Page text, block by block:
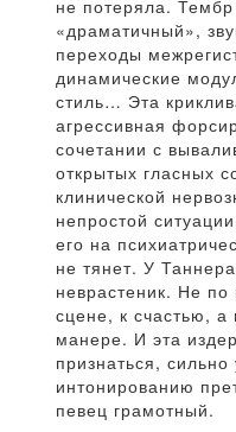
не потеряла.
«драматичный»,
переходы
динамические
стиль… Эта
агрессивная
сочетании с
открытых гласных
клинической
непростой
его на
не тянет. У
неврастеник. Не
сцене, к счастью,
манере. И эта
признаться,
интонированию
певец грамотный.